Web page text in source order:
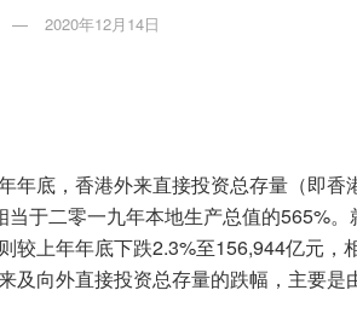
2020年12月14日
底，香港外来直接投资总存量（即香
当于二零一九年本地生产总值的565%
较上年年底下跌2.3%至156,944亿元
及向外直接投资总存量的跌幅，主要是